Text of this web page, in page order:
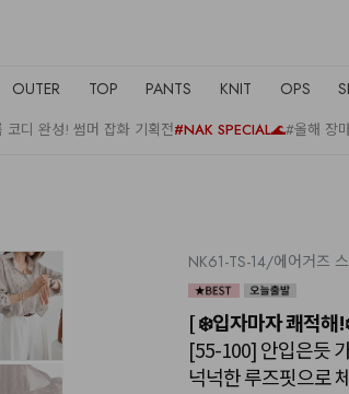
OUTER TOP PANTS KNIT OPS
코디 완성! 썸머 잡화 기획전#NAK SPECIAL🌊#올해 장
NK61-TS-14/에어거즈
[ ❄️입자마자 쾌적해
[55-100] 안입은듯
넉넉한 루즈핏으로